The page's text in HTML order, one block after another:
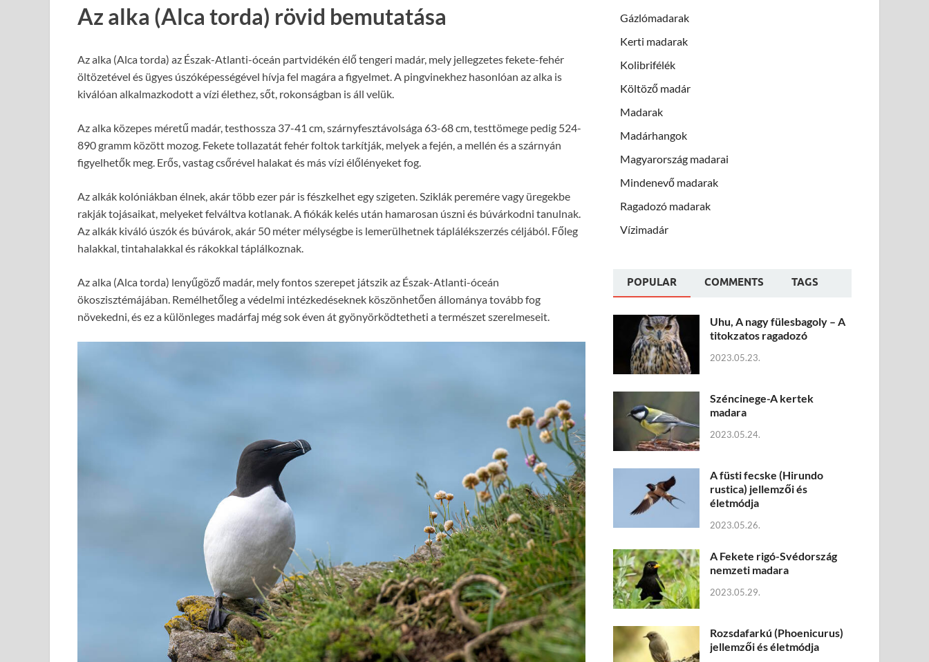
Az alka (Alca torda) rövid bemutatása
Az alka (Alca torda) az Észak-Atlanti-óceán partvidékén élő tengeri madár, mely jellegzetes fekete-fehér
öltözetével és ügyes úszóképességével hívja fel magára a figyelmet. A pingvinekhez hasonlóan az alka is
kiválóan alkalmazkodott a vízi élethez, sőt, rokonságban is áll velük.
Az alka közepes méretű madár, testhossza 37-41 cm, szárnyfesztávolsága 63-68 cm, testtömege pedig 524-
890 gramm között mozog. Fekete tollazatát fehér foltok tarkítják, melyek a fején, a mellén és a szárnyán
figyelhetők meg. Erős, vastag csőrével halakat és más vízi élőlényeket fog.
Az alkák kolóniákban élnek, akár több ezer pár is fészkelhet egy szigeten. Sziklák peremére vagy üregekbe
rakják tojásaikat, melyeket felváltva kotlanak. A fiókák kelés után hamarosan úszni és búvárkodni tanulnak.
Az alkák kiváló úszók és búvárok, akár 50 méter mélységbe is lemerülhetnek táplálékszerzés céljából. Főleg
halakkal, tintahalakkal és rákokkal táplálkoznak.
Az alka (Alca torda) lenyűgöző madár, mely fontos szerepet játszik az Észak-Atlanti-óceán
ökoszisztémájában. Remélhetőleg a védelmi intézkedéseknek köszönhetően állománya tovább fog
növekedni, és ez a különleges madárfaj még sok éven át gyönyörködtetheti a természet szerelmeseit.
Gázlómadarak
Kerti madarak
Kolibrifélék
Költöző madár
Madarak
Madárhangok
Magyarország madarai
Mindenevő madarak
Ragadozó madarak
Vízimadár
POPULAR COMMENTS TAGS
Uhu, A nagy fülesbagoly – A
titokzatos ragadozó
2023.05.23.
Széncinege-A kertek
madara
2023.05.24.
A füsti fecske (Hirundo
rustica) jellemzői és
életmódja
2023.05.26.
A Fekete rigó-Svédország
nemzeti madara
2023.05.29.
Rozsdafarkú (Phoenicurus)
jellemzői és életmódja